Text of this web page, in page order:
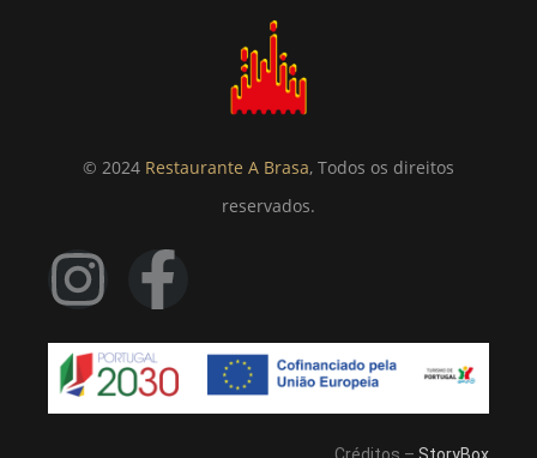
© 2024 Restaurante A Brasa, Todos os direitos
reservados.
Créditos – StoryBox